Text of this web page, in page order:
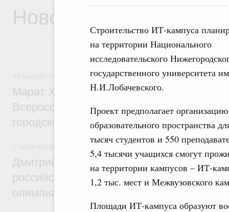
Строительство ИТ-кампуса
на территории Национального
исследовательского
государственного университета
Н.И.Лобачевского.
Проект предполагает организацию
образовательного пространства
тысяч студентов и 550
5,4 тысячи учащихся смогут
на территории кампусов – ИТ-
1,2 тыс. мест и Межвузовского
Площади ИТ-кампуса образуют
Новости
Экономика городов. Городская среда
Марат Хуснуллин провёл заседание
Всероссийского конкурса лучших
городской среды
Отрасль информационных технологий
Дмитрий Чернышенко и Сергей Кравцов
российскую сборную с победой на
олимпиаде по искусственному